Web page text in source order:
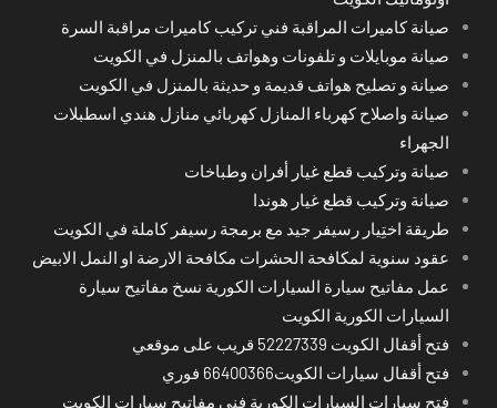
صيانة كاميرات المراقبة فني تركيب كاميرات مراقبة السرة
صيانة موبايلات و تلفونات وهواتف بالمنزل في الكويت
صيانة و تصليح هواتف قديمة و حديثة بالمنزل في الكويت
صيانة واصلاح كهرباء المنازل كهربائي منازل هندي اسطبلات
الجهراء
صيانة وتركيب قطع غيار أفران وطباخات
صيانة وتركيب قطع غيار هوندا
طريقة اختِيار رسيفر جيد مع برمجة رسيفر كاملة في الكويت
عقود سنوية لمكافحة الحشرات مكافحة الارضة او النمل الابيض
عمل مفاتيح سيارة السيارات الكورية نسخ مفاتيح سيارة
السيارات الكورية الكويت
فتح أقفال الكويت 52227339 قريب على موقعي
فتح أقفال سيارات الكويت66400366 فوري
فتح سيارات السيارات الكورية فني مفاتيح سيارات الكويت